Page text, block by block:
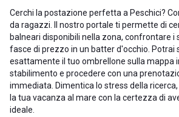
Cerchi la postazione perfetta a Peschici?
da ragazzi. Il nostro portale ti permette di
balneari disponibili nella zona, confrontare i
fasce di prezzo in un batter d'occhio. Potrai
esattamente il tuo ombrellone sulla mappa
stabilimento e procedere con una
immediata. Dimentica lo stress della
la tua vacanza al mare con la certezza di
ideale.